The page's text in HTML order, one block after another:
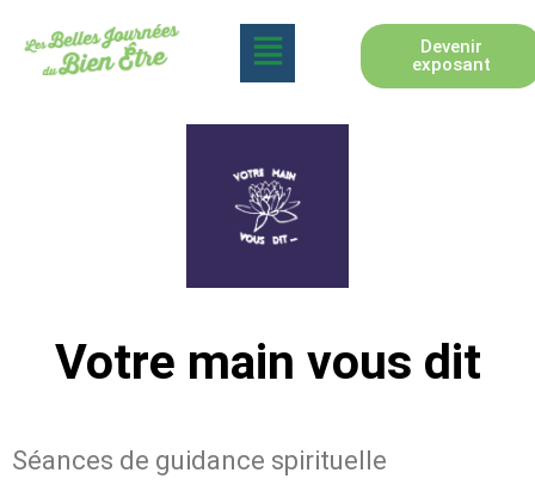
Devenir
exposant
Votre main vous dit
Séances de guidance spirituelle